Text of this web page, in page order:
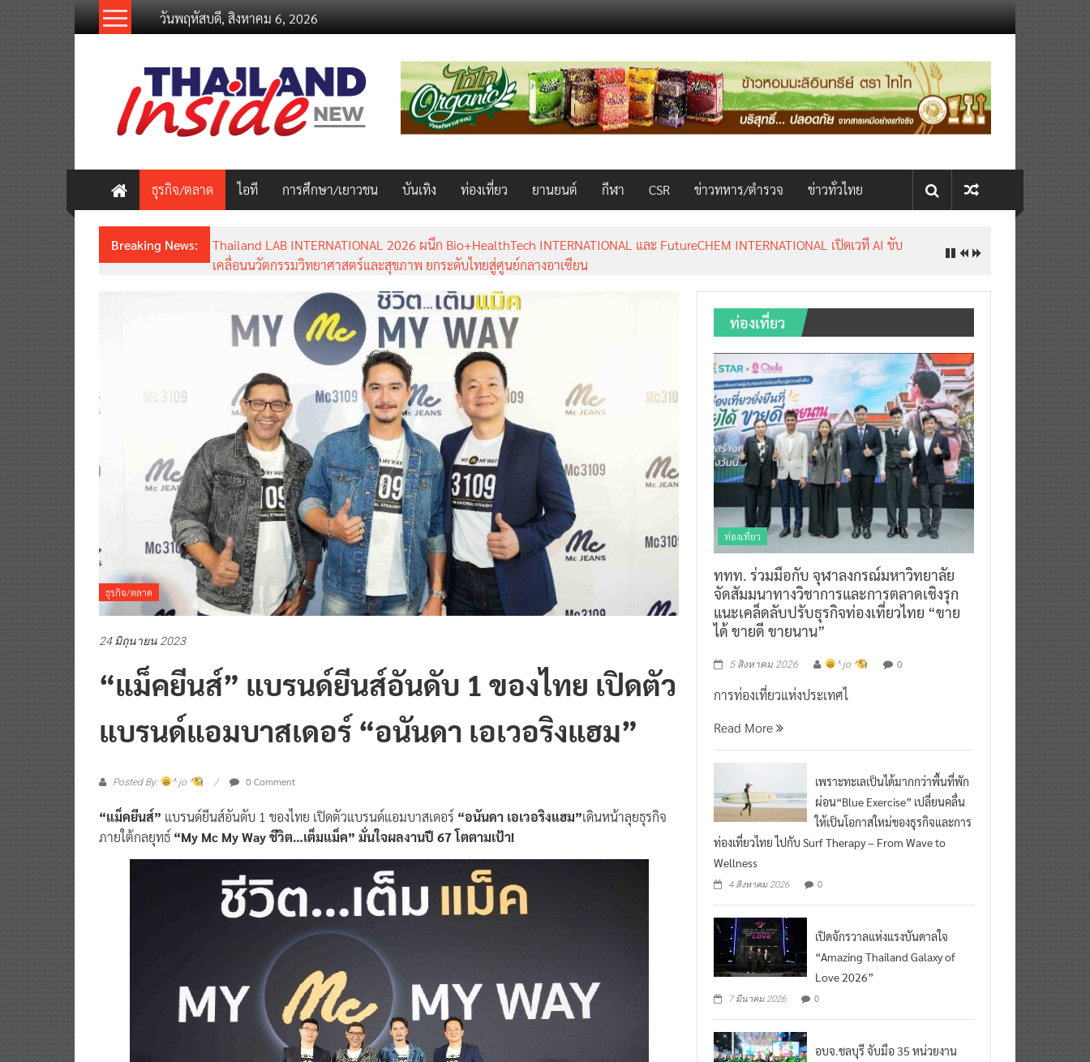
วันพฤหัสบดี, สิงหาคม 6, 2026
thailandinsidenew.com
Thailand
Inside
New
ธุรกิจ/ตลาด ไอที การศึกษา/เยาวชน บันเทิง ท่องเที่ยว ยานยนต์ กีฬา CSR ข่าวทหาร/ตำรวจ ข่าวทั่วไทย
Breaking News:
Thailand LAB INTERNATIONAL 2026 ผนึก Bio+HealthTech INTERNATIONAL และ FutureCHEM INTERNATIONAL เปิดเวที AI ขับ
เคลื่อนนวัตกรรมวิทยาศาสตร์และสุขภาพ ยกระดับไทยสู่ศูนย์กลางอาเซียน
ธุรกิจ/ตลาด
24 มิถุนายน 2023
“แม็คยีนส์” แบรนด์ยีนส์อันดับ 1 ของไทย เปิดตัว
แบรนด์แอมบาสเดอร์ “อนันดา เอเวอริงแฮม”
Posted By: ^ jo ^ 0 Comment
“แม็คยีนส์” แบรนด์ยีนส์อันดับ 1 ของไทย เปิดตัวแบรนด์แอมบาสเดอร์ “อนันดา เอเวอริงแฮม”เดินหน้าลุยธุรกิจ
ภายใต้กลยุทธ์ “My Mc My Way ชีวิต…เต็มแม็ค” มั่นใจผลงานปี 67 โตตามเป้า!
ท่องเที่ยว
ท่องเที่ยว
ททท. ร่วมมือกับ จุฬาลงกรณ์มหาวิทยาลัย
จัดสัมมนาทางวิชาการและการตลาดเชิงรุก
แนะเคล็ดลับปรับธุรกิจท่องเที่ยวไทย “ขาย
ได้ ขายดี ขายนาน”
5 สิงหาคม 2026 ^ jo ^ 0
การท่องเที่ยวแห่งประเทศไ
Read More
เพราะทะเลเป็นได้มากกว่าพื้นที่พัก
ผ่อน“Blue Exercise” เปลี่ยนคลื่น
ให้เป็นโอกาสใหม่ของธุรกิจและการ
ท่องเที่ยวไทย ไปกับ Surf Therapy – From Wave to
Wellness
4 สิงหาคม 2026 0
เปิดจักรวาลแห่งแรงบันดาลใจ
“Amazing Thailand Galaxy of
Love 2026”
7 มีนาคม 2026 0
อบจ.ชลบุรี จับมือ 35 หน่วยงาน